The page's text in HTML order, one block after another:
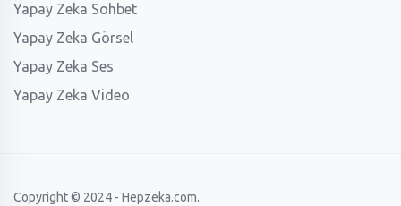
Yapay Zeka Sohbet
Yapay Zeka Görsel
Yapay Zeka Ses
Yapay Zeka Video
Copyright © 2024 - Hepzeka.com.